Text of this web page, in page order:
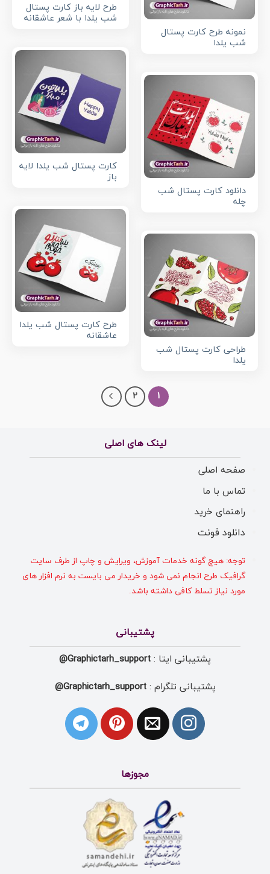
طرح لایه باز کارت پستال
شب یلدا با شعر عاشقانه
نمونه طرح کارت پستال
شب یلدا
کارت پستال شب یلدا لایه
باز
دانلود کارت پستال شب
چله
طرح کارت پستال شب یلدا
عاشقانه
طراحی کارت پستال شب
یلدا
1
2
لینک های اصلی
صفحه اصلی
تماس با ما
راهنمای خرید
دانلود فونت
توجه: هیچ گونه خدمات آموزش، ویرایش و چاپ از طرف سایت
گرافیک طرح انجام نمی شود و خریدار می بایست به نرم افزار های
مورد نیاز تسلط کافی داشته باشد.
پشتیبانی
پشتیبانی ایتا : Graphictarh_support@
پشتیبانی تلگرام :Graphictarh_support@
مجوزها